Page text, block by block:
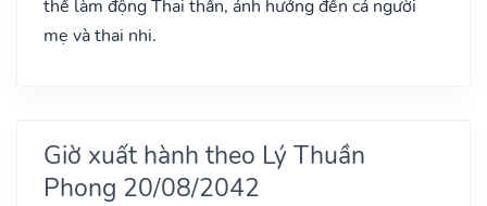
thể làm động Thai thần, ảnh hưởng đến cả người
mẹ và thai nhi.
Giờ xuất hành theo Lý Thuần
Phong 20/08/2042